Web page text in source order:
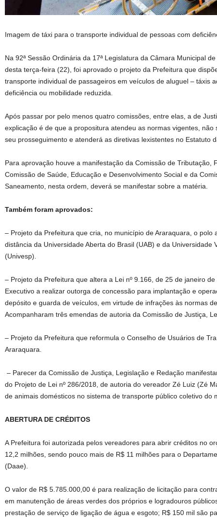
Imagem de táxi para o transporte individual de pessoas com
Na 92ª Sessão Ordinária da 17ª Legislatura da Câmara Municipal
desta terça-feira (22), foi aprovado o projeto da Prefeitura que
transporte individual de passageiros em veículos de aluguel – táxis
deficiência ou mobilidade reduzida.
Após passar por pelo menos quatro comissões, entre elas, a de
explicação é de que a propositura atendeu as normas vigentes,
seu prosseguimento e atenderá as diretivas lexistentes no Estatuto
Para aprovação houve a manifestação da Comissão de Tributação,
Comissão de Saúde, Educação e Desenvolvimento Social e da
Saneamento, nesta ordem, deverá se manifestar sobre a matéria.
Também foram aprovados:
– Projeto da Prefeitura que cria, no município de Araraquara, o polo
distância da Universidade Aberta do Brasil (UAB) e da Universidade
(Univesp).
– Projeto da Prefeitura que altera a Lei nº 9.166, de 25 de janeiro
Executivo a realizar outorga de concessão para implantação e
depósito e guarda de veículos, em virtude de infrações às normas
Acompanharam três emendas de autoria da Comissão de Justiça,
– Projeto da Prefeitura que reformula o Conselho de Usuários de
Araraquara.
– Parecer da Comissão de Justiça, Legislação e Redação
do Projeto de Lei nº 286/2018, de autoria do vereador Zé Luiz (Zé
de animais domésticos no sistema de transporte público coletivo do
ABERTURA DE CRÉDITOS
A Prefeitura foi autorizada pelos vereadores para abrir créditos no
12,2 milhões, sendo pouco mais de R$ 11 milhões para o
(Daae).
O valor de R$ 5.785.000,00 é para realização de licitação para
em manutenção de áreas verdes dos próprios e logradouros
prestação de serviço de ligação de água e esgoto; R$ 150 mil são